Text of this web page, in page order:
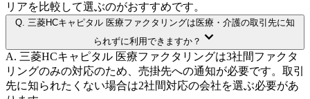
リアを比較して選ぶのがおすすめです。
Q. 三菱HCキャピタル 医療ファクタリングは医療・介護の取引先に知
られずに利用できますか？
A. 三菱HCキャピタル 医療ファクタリングは3社間ファクタ
リングのみの対応のため、売掛先への通知が必要です。取引
先に知られたくない場合は2社間対応の会社を選ぶ必要があ